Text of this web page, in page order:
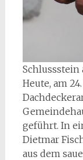
Schlussstein
Heute, am
geführt. In
Dietmar
aus dem